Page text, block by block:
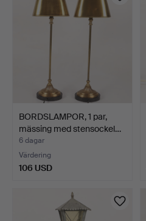
BORDSLAMPOR, 1 par,
mässing med stensockel…
6 dagar
Värdering
106 USD